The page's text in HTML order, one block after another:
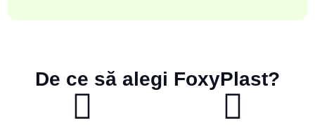
De ce să alegi FoxyPlast?